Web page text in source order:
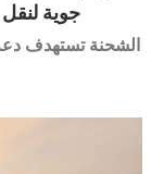
جوية لنقل
الشحنة تستهدف دعم أكثر من 250 ألف